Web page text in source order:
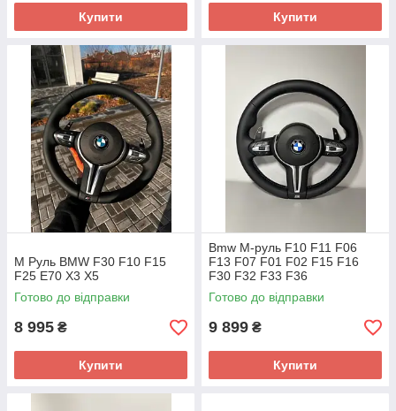
Купити Купити
М Руль BMW F30 F10 F15
F25 E70 X3 X5
Готово до відправки
8 995 ₴
Купити
Bmw М-руль F10 F11 F06
F13 F07 F01 F02 F15 F16
F30 F32 F33 F36
Готово до відправки
9 899 ₴
Купити